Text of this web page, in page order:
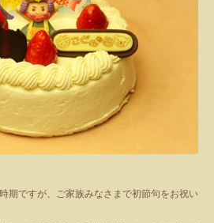
期ですが、ご家族みなさまで初節句をお祝い